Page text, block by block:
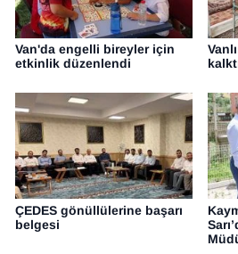
Van'da engelli bireyler için
etkinlik düzenlendi
ÇEDES gönüllülerine başarı
belgesi